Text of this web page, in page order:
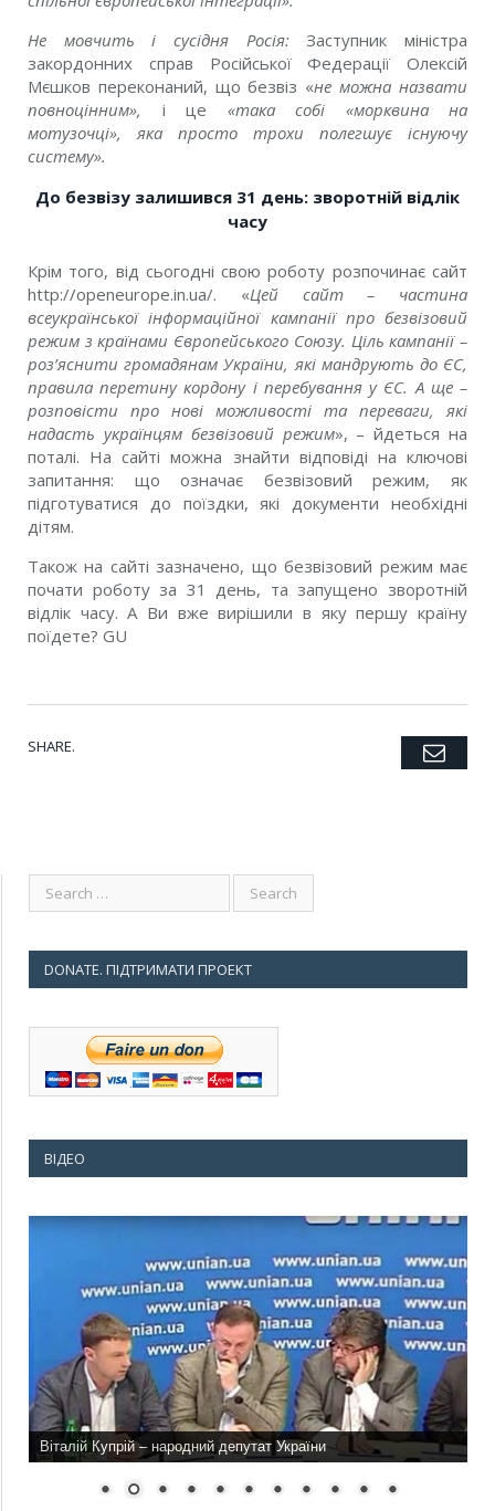
Не мовчить і сусідня Росія:Заступник міністра
закордонних справ Російської Федерації Олексій
Мєшков переконаний, що безвіз «не можна назвати
повноцінним», і це «така собі «морквина на
мотузочці», яка просто трохи полегшує існуючу
систему».
До безвізу залишився 31 день: зворотній відлік
часу
Крім того, від сьогодні свою роботу розпочинає сайт
http://openeurope.in.ua/. «Цей сайт – частина
всеукраїнської інформаційної кампанії про безвізовий
режим з країнами Європейського Союзу. Ціль кампанії –
роз’яснити громадянам України, які мандрують до ЄС,
правила перетину кордону і перебування у ЄС. А ще –
розповісти про нові можливості та переваги, які
надасть українцям безвізовий режим», – йдеться на
поталі. На сайті можна знайти відповіді на ключові
запитання: що означає безвізовий режим, як
підготуватися до поїздки, які документи необхідні
дітям.
Також на сайті зазначено, що безвізовий режим має
почати роботу за 31 день, та запущено зворотній
відлік часу. А Ви вже вирішили в яку першу країну
поїдете? GU
SHARE. Twitter
Facebook
Google+
Pinterest
LinkedIn
Tumblr
DONATE. ПІДТРИМАТИ ПРОЕКТ
ВІДЕО
Віталій Купрій – народний депутат України